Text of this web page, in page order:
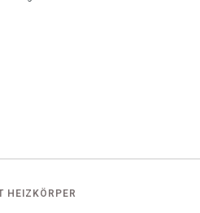
HEIZKÖRPER